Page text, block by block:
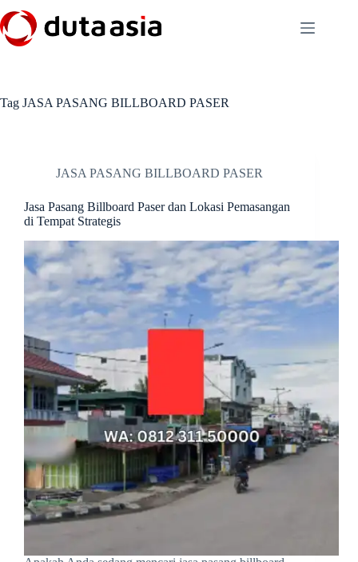
to
content
Tag JASA PASANG BILLBOARD PASER
JASA PASANG BILLBOARD PASER
Jasa Pasang Billboard Paser dan Lokasi Pemasangan
di Tempat Strategis